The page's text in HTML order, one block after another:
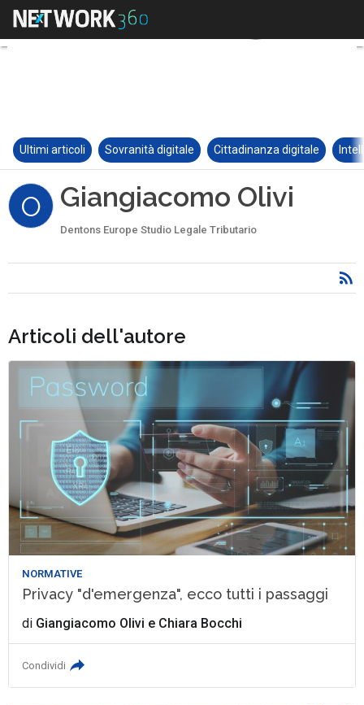
Ultimi articoli Sovranità digitale Cittadinanza digitale
O Giangiacomo Olivi
Dentons Europe Studio Legale Tributario
Articoli dell'autore
NORMATIVE
Privacy "d'emergenza", ecco tutti i passaggi
di Giangiacomo Olivi e Chiara Bocchi
Condividi